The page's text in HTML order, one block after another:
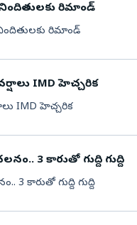
రిమాండ్
రిమాండ్
IMD హెచ్చరిక
IMD హెచ్చరిక
ప్రియాంక కేసులో సంచలనం.. 3 కారుతో గుద్ది గుద్ది
ప్రియాంక కేసులో సంచలనం.. 3 కారుతో గుద్ది గుద్ది